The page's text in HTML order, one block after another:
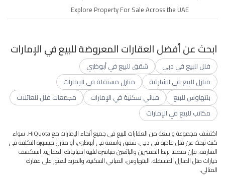
Explore Property For Sale Across the UAE
ابحث عن أفضل العقارات المعروضة للبيع في الإمارات
فلل للبيع في دبي
شقق للبيع في أبوظبي
منازل للبيع في الشارقة
منازل مستقلة في الإمارات
بنتهاوس للبيع
مباني سكنية في الإمارات
مجمعات فلل للعائلات
مكاتب للبيع في الإمارات
اكتشف مجموعة واسعة من العقارات للبيع في جميع أنحاء الإمارات مع HiQuota. سواء
كنت تبحث عن فلل فاخرة في دبي، شقق واسعة في أبوظبي، أو منازل ميسورة التكلفة في
الشارقة، فإن منصتنا تربط المشترين والبائعين مباشرة لتلبية احتياجاتك العقارية. استكشف
خيارات مثل المنازل المستقلة، البنتهاوس، المباني السكنية، والمزيد للعثور على عقارك
المثالي.